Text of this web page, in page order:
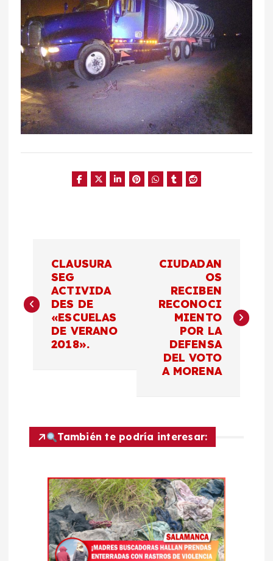
v
c
CLAUSURA
SEG
ACTIVIDA
DES DE
«ESCUELAS
DE VERANO
2018».
CIUDADAN
OS
RECIBEN
RECONOCI
MIENTO
POR LA
DEFENSA
DEL VOTO
A MORENA
También te podría interesar: